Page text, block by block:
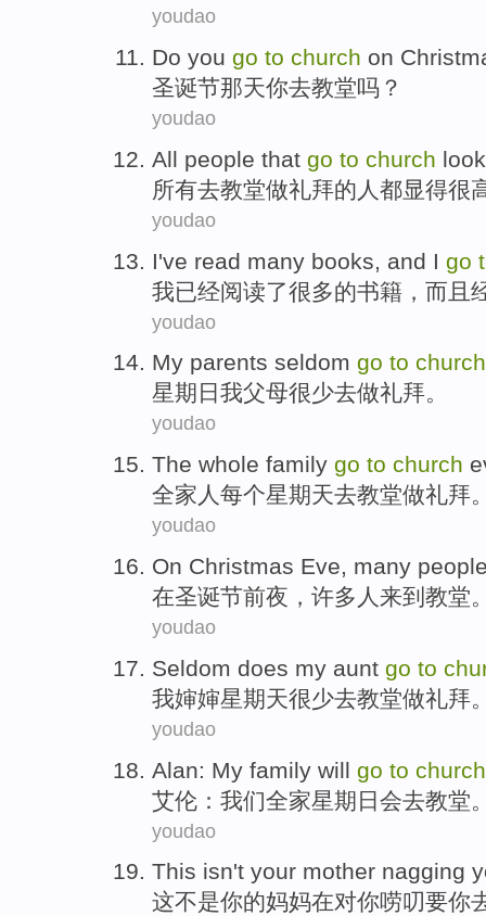
youdao
Do you go to church on
圣诞节那天你去教堂吗？
youdao
All people that go to church look
所有去教堂做礼拜的 人 都显得很
youdao
I've read many books and I go
我已经阅读了很多的书籍 ， 而且
youdao
My parents seldom go to church
星期日 我父母很少去做礼拜。
youdao
The whole family go to church
全家人 每个星期天去教堂做礼拜
youdao
On Christmas Eve, many
在圣诞节前夜 ， 许多 人 来到 教堂
youdao
Seldom does my aunt go to
我婶婶星期天很少去教堂做礼拜
youdao
Alan: My family will go to church
艾伦 ： 我们全家星期日会去教堂
youdao
This isn't your mother nagging
这不是你的妈妈在对你唠叨要你